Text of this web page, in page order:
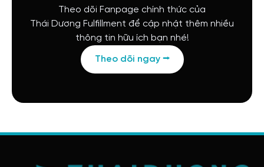
Theo dõi Fanpage chính thức của
Thái Dương Fulfillment để cập nhật thêm nhiều
thông tin hữu ích bạn nhé!
Theo dõi ngay ⭢